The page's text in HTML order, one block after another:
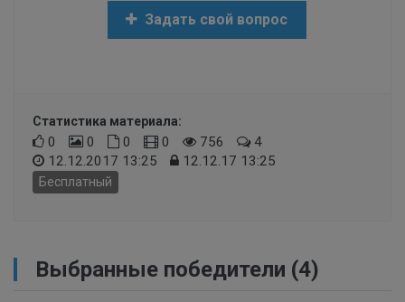
Задать свой вопрос
Статистика материала:
0 0 0 0 756
4
12.12.2017 13:25
12.12.17 13:25
Бесплатный
Выбранные победители (4)